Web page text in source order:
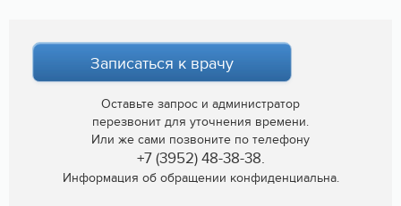
Записаться к врачу
Оставьте запрос и администратор
перезвонит для уточнения времени.
Или же сами позвоните по телефону
+7 (3952) 48-38-38.
Информация об обращении конфиденциальна.